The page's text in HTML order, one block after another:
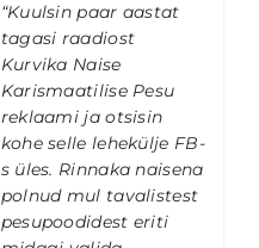
“Kuulsin paar aastat
tagasi raadiost
Kurvika Naise
Karismaatilise Pesu
reklaami ja otsisin
kohe selle lehekülje FB-
s üles. Rinnaka naisena
polnud mul tavalistest
pesupoodidest eriti